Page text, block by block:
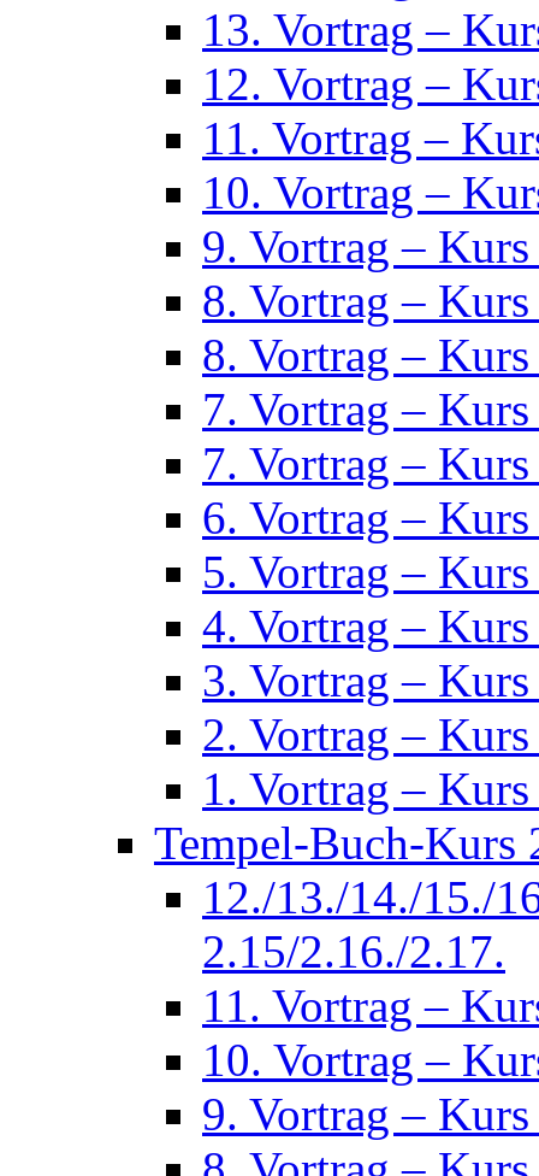
13. Vortrag –
12. Vortrag –
11. Vortrag –
10. Vortrag –
9. Vortrag –
8. Vortrag –
8. Vortrag –
7. Vortrag –
7. Vortrag –
6. Vortrag –
5. Vortrag –
4. Vortrag –
3. Vortrag –
2. Vortrag –
1. Vortrag –
Tempel-Buch-Kurs
12./13./14./15./
2.15/2.16./2.17.
11. Vortrag –
10. Vortrag –
9. Vortrag –